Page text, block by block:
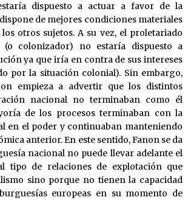
dispuesto a actuar a favor de la
de mejores condiciones materiales
otros sujetos. A su vez, el proletariado
(o colonizador) no estaría dispuesto a
ya que iría en contra de sus intereses
por la situación colonial). Sin embargo,
empieza a advertir que los distintos
nacional no terminaban como él
de los procesos terminaban con la
en el poder y continuaban manteniendo
anterior. En este sentido, Fanon se da
nacional no puede llevar adelante el
tipo de relaciones de explotación que
sino porque no tienen la capacidad
europeas en su momento de